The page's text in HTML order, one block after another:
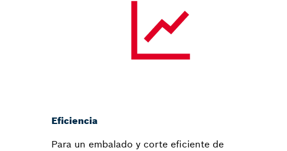
Eficiencia
Para un embalado y corte eficiente de